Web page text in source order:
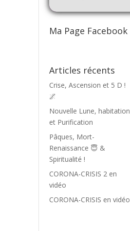
Ma Page Facebook
Articles récents
Crise, Ascension et 5 D !
🌌
Nouvelle Lune, habitation
et Purification
Pâques, Mort-
Renaissance 😇 &
Spiritualité !
CORONA-CRISIS 2 en
vidéo
CORONA-CRISIS en vidéo